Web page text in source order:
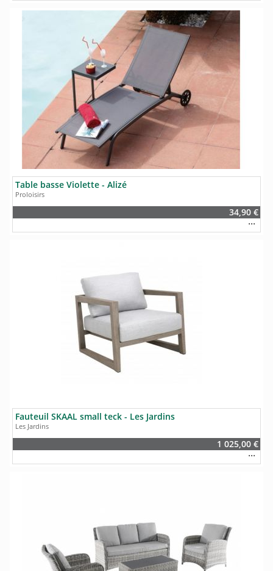
Table basse Violette - Alizé
Proloisirs
34,90 €
Fauteuil SKAAL small teck - Les Jardins
Les Jardins
1 025,00 €